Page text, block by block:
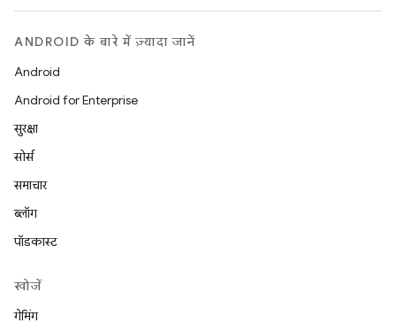
ANDROID के बारे में ज़्यादा जानें
Android
Android for Enterprise
सुरक्षा
सोर्स
समाचार
ब्लॉग
पॉडकास्ट
खोजें
गेमिंग